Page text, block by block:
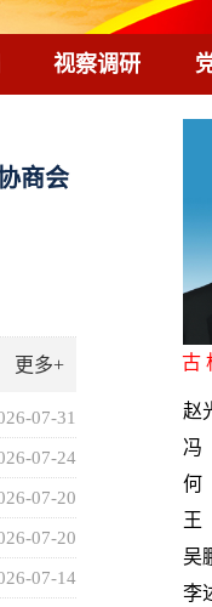
视察调研
省政协到我
商会
更多+
07-31
07-24
07-20
上的重
07-20
07-14
古
赵
冯
何
王
吴
李